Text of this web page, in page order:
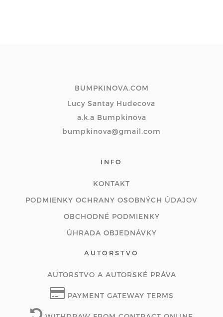
BUMPKINOVA.COM
Lucy Santay Hudecova
a.k.a Bumpkinova
bumpkinova@gmail.com
INFO
KONTAKT
PODMIENKY OCHRANY OSOBNÝCH ÚDAJOV
OBCHODNÉ PODMIENKY
ÚHRADA OBJEDNÁVKY
AUTORSTVO
AUTORSTVO A AUTORSKÉ PRÁVA
PAYMENT GATEWAY TERMS